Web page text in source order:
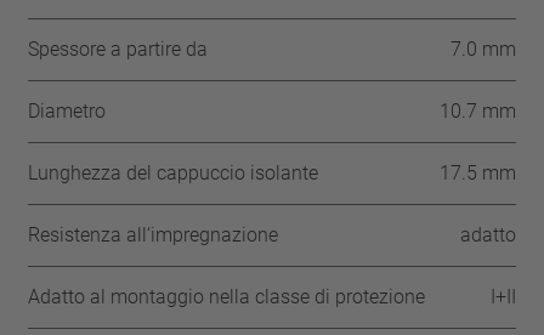
Spessore a partire da 7.0 mm
Diametro 10.7 mm
Lunghezza del cappuccio isolante 17.5 mm
Resistenza all‘impregnazione adatto
Adatto al montaggio nella classe di protezione I+II